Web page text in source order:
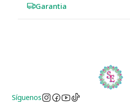
Garantia
Síguenos